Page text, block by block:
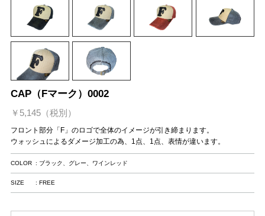
CAP（Fマーク）0002
￥5,145（税別）
フロント部分「F」のロゴで全体のイメージが引き締まります。
ウォッシュによるダメージ加工の為、1点、1点、表情が違います。
COLOR : ブラック、グレー、ワインレッド
SIZE : FREE